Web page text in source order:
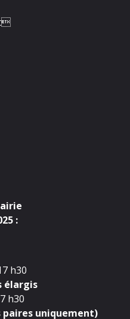
:
h30
élargis
h30
paires uniquement)